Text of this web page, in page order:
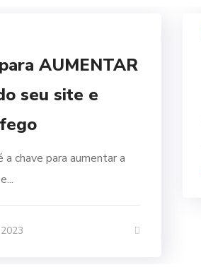
AUMENTAR
seu site e
a chave para aumentar a